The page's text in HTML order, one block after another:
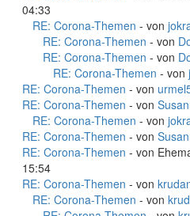
04:33
RE: Corona-Themen - von
RE: Corona-Themen - von
RE: Corona-Themen - von
RE: Corona-Themen - von
RE: Corona-Themen - von
RE: Corona-Themen - von
RE: Corona-Themen - von
RE: Corona-Themen - von
RE: Corona-Themen - von
15:54
RE: Corona-Themen - von
RE: Corona-Themen - von